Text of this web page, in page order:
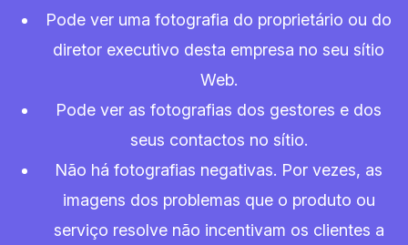
Pode ver uma fotografia do proprietário ou do
diretor executivo desta empresa no seu sítio
Web.
Pode ver as fotografias dos gestores e dos
seus contactos no sítio.
Não há fotografias negativas. Por vezes, as
imagens dos problemas que o produto ou
serviço resolve não incentivam os clientes a